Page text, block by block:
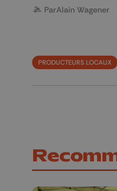
ParAlain Wagener
PRODUCTEURS LOCAUX